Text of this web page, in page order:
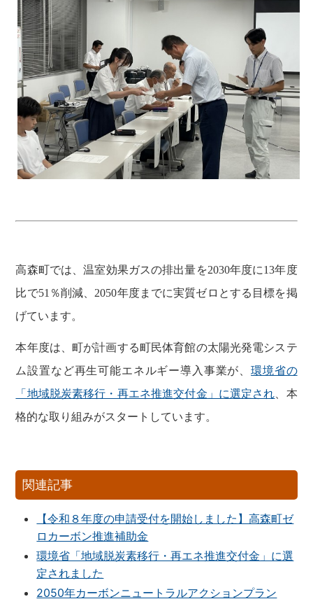
高森町では、温室効果ガスの排出量を2030年度に13年度
比で51％削減、2050年度までに実質ゼロとする目標を掲
げています。
本年度は、町が計画する町民体育館の太陽光発電システ
ム設置など再生可能エネルギー導入事業が、環境省の
「地域脱炭素移行・再エネ推進交付金」に選定され 、本
格的な取り組みがスタートしています。
関連記事
【令和８年度の申請受付を開始しました】高森町ゼ
ロカーボン推進補助金
環境省「地域脱炭素移行・再エネ推進交付金」に選
定されました
2050年カーボンニュートラルアクションプラン